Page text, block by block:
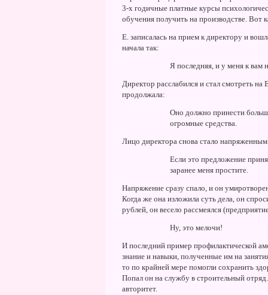
3-х годичные платные курсы
обучения получить на производстве. Вот
Е. записалась на прием к директору и
начала так:
Я последняя, и у меня к вам
Директор расслабился и стал смотреть
продолжала:
Оно должно принести
огромные средства.
Лицо директора снова стало
Если это предложение
заранее меня простите.
Hапряжение сразу спало, и он
Когда же она изложила суть дела, он
рублей, он весело рассмеялся
Hу, это мелочи!
И последний пример профилактической
знание и навыки, полученные им на
то по крайней мере помогли сохранить
Попал он на службу в строительный
авторитет.